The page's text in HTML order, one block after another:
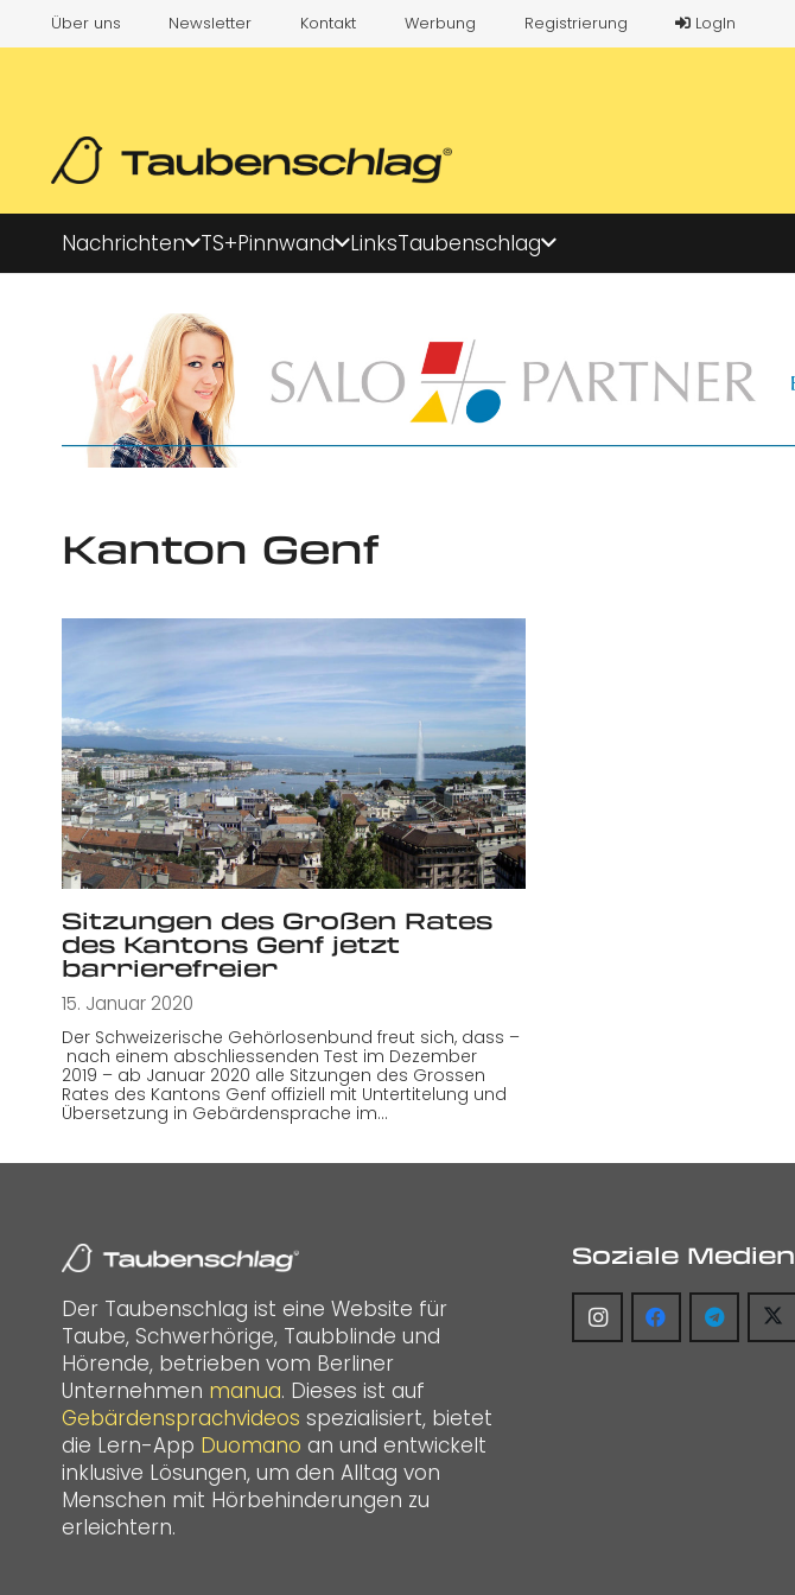
Über uns Newsletter Kontakt Werbung Registrierung LogIn
Nachrichten TS+Pinnwand LinksTaubenschlag
Kanton Genf
Sitzungen des Großen Rates
des Kantons Genf jetzt
barrierefreier
15. Januar 2020
Der Schweizerische Gehörlosenbund freut sich, dass –
nach einem abschliessenden Test im Dezember
2019 – ab Januar 2020 alle Sitzungen des Grossen
Rates des Kantons Genf offiziell mit Untertitelung und
Übersetzung in Gebärdensprache im…
Der Taubenschlag ist eine Website für
Taube, Schwerhörige, Taubblinde und
Hörende, betrieben vom Berliner
Unternehmen manua. Dieses ist auf
Gebärdensprachvideos spezialisiert, bietet
die Lern-App Duomano an und entwickelt
inklusive Lösungen, um den Alltag von
Menschen mit Hörbehinderungen zu
erleichtern.
Soziale Medien